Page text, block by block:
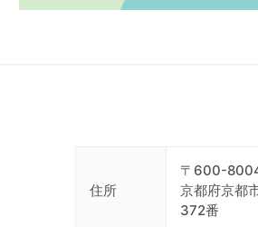
住所
〒600-
京都府京都
372番